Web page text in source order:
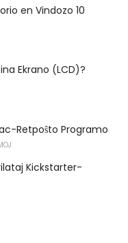
en Vindozo 10
Ekrano (LCD)?
Retpoŝto Programo
Kickstarter-